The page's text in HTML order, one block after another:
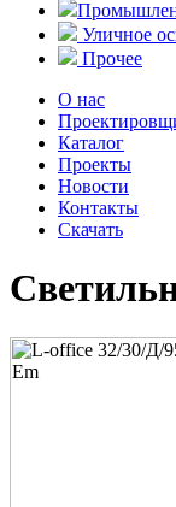
Уличное
Прочее
О нас
Каталог
Проекты
Новости
Контакты
Скачать